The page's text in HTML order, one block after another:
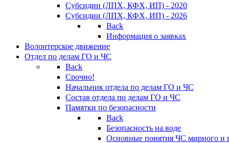
Субсидии (ЛПХ, КФХ, ИП) - 2020
Субсидии (ЛПХ, КФХ, ИП) - 2026
Back
Информация о заявках
Волонтерское движение
Отдел по делам ГО и ЧС
Back
Срочно!
Начальник отдела по делам ГО и ЧС
Состав отдела по делам ГО и ЧС
Памятки по безопасности
Back
Безопасность на воде
Основные понятия ЧС мирного и